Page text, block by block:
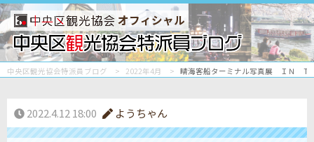
オフィシャル
中央区観光協会特派員ブログ 2022年4月 晴海客船ターミナル写真展 ＩＮ
2022.4.12 18:00 ようちゃん